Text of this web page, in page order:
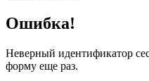
Ошибка!
Неверный идентификатор
форму еще раз.